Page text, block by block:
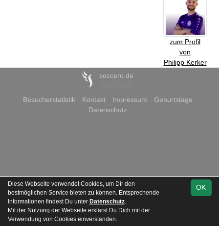
zum Profil
von
Philipp Kerker
soccero.de
Besucherstatistik Kontakt Impressum
Geburtstage
Datenschutz
OK
Diese Webseite verwendet Cookies, um Dir den
bestmöglichen Service bieten zu können. Entsprechende
Informationen findest Du unter Datenschutz.
Mit der Nutzung der Webseite erklärst Du Dich mit der
Verwendung von Cookies einverstanden.